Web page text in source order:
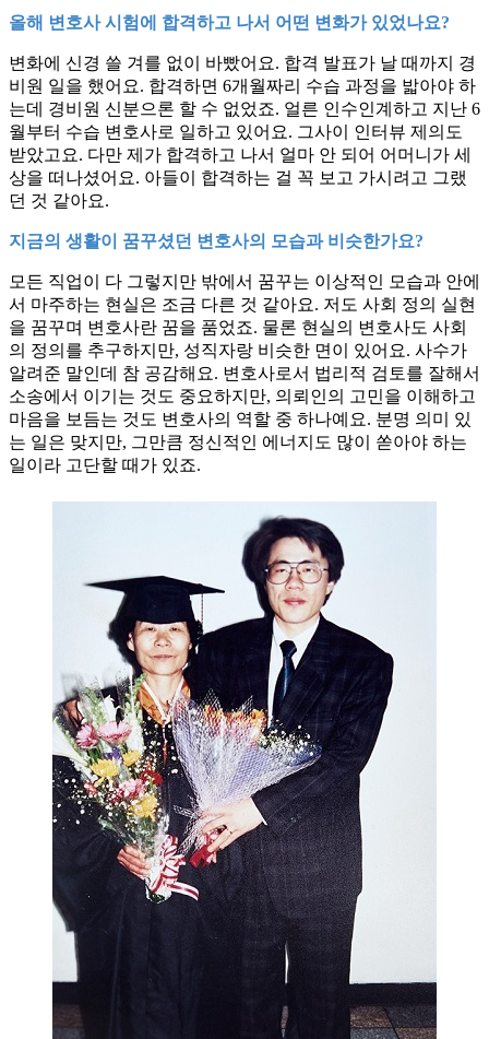
올해 변호사 시험에 합격하고 나서 어떤 변화가 있었나요?
변화에 신경 쓸 겨를 없이 바빴어요. 합격 발표가 날 때까지 경
비원 일을 했어요. 합격하면 6개월짜리 수습 과정을 밟아야 하
는데 경비원 신분으론 할 수 없었죠. 얼른 인수인계하고 지난 6
월부터 수습 변호사로 일하고 있어요. 그사이 인터뷰 제의도
받았고요. 다만 제가 합격하고 나서 얼마 안 되어 어머니가 세
상을 떠나셨어요. 아들이 합격하는 걸 꼭 보고 가시려고 그랬
던 것 같아요.
지금의 생활이 꿈꾸셨던 변호사의 모습과 비슷한가요?
모든 직업이 다 그렇지만 밖에서 꿈꾸는 이상적인 모습과 안에
서 마주하는 현실은 조금 다른 것 같아요. 저도 사회 정의 실현
을 꿈꾸며 변호사란 꿈을 품었죠. 물론 현실의 변호사도 사회
의 정의를 추구하지만, 성직자랑 비슷한 면이 있어요. 사수가
알려준 말인데 참 공감해요. 변호사로서 법리적 검토를 잘해서
소송에서 이기는 것도 중요하지만, 의뢰인의 고민을 이해하고
마음을 보듬는 것도 변호사의 역할 중 하나예요. 분명 의미 있
는 일은 맞지만, 그만큼 정신적인 에너지도 많이 쏟아야 하는
일이라 고단할 때가 있죠.